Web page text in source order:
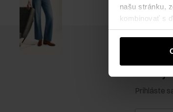
našu stránku,
kombinovať s
Prihláste